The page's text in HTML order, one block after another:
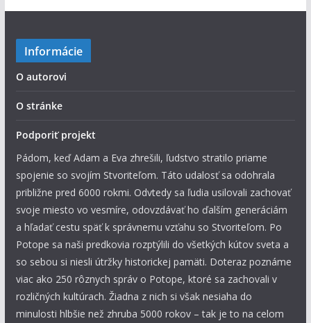
Informácie
O autorovi
O stránke
Podporiť projekt
Pádom, keď Adam a Eva zhrešili, ľudstvo stratilo priame
spojenie so svojím Stvoriteľom. Táto udalosť sa odohrala
približne pred 6000 rokmi. Odvtedy sa ľudia usilovali zachovať
svoje miesto vo vesmíre, odovzdávať ho ďalším generáciám
a hľadať cestu späť k správnemu vzťahu so Stvoriteľom. Po
Potope sa naši predkovia rozptýlili do všetkých kútov sveta a
so sebou si niesli útržky historickej pamäti. Doteraz poznáme
viac ako 250 rôznych správ o Potope, ktoré sa zachovali v
rozličných kultúrach. Žiadna z nich si však nesiaha do
minulosti hlbšie než zhruba 5000 rokov – tak je to na celom